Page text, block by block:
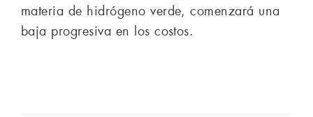
materia de hidrógeno verde, comenzará una
baja progresiva en los costos.